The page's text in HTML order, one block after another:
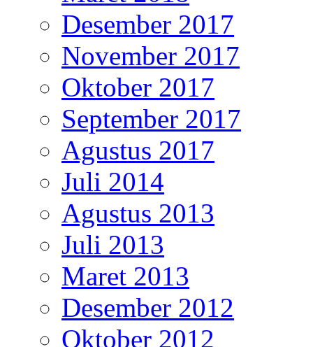
Desember 2017
November 2017
Oktober 2017
September 2017
Agustus 2017
Juli 2014
Agustus 2013
Juli 2013
Maret 2013
Desember 2012
Oktober 2012